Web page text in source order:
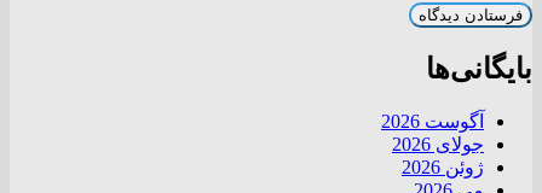
بایگانی‌ها
آگوست 2026
جولای 2026
ژوئن 2026